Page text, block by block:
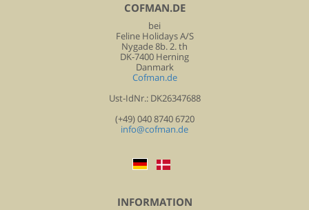
COFMAN.DE
bei
Feline Holidays A/S
Nygade 8b. 2. th
DK-7400 Herning
Danmark
Cofman.de
Ust-IdNr.: DK26347688
(+49) 040 8740 6720
info@cofman.de
INFORMATION